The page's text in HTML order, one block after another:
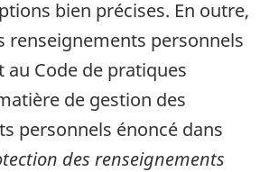
bien précises. En outre,
renseignements personnels
Code de pratiques
de gestion des
personnels énoncé dans
des renseignements